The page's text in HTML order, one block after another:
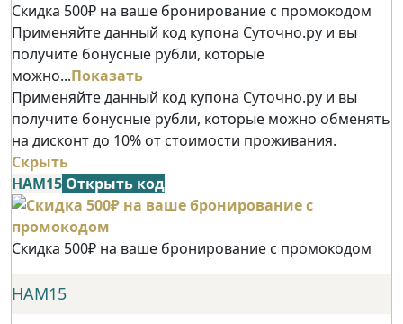
Скидка 500₽ на ваше бронирование с промокодом
Применяйте данный код купона Суточно.ру и вы
получите бонусные рубли, которые
можно...Показать
Применяйте данный код купона Суточно.ру и вы
получите бонусные рубли, которые можно обменять
на дисконт до 10% от стоимости проживания.
Скрыть
НАМ15 Открыть код
Скидка 500₽ на ваше бронирование с промокодом
НАМ15